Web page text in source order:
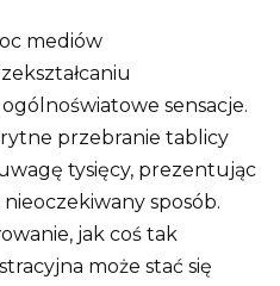
mediów
sensacje.
przebranie tablicy
tysięcy, prezentując
sposób.
jak coś tak
może stać się